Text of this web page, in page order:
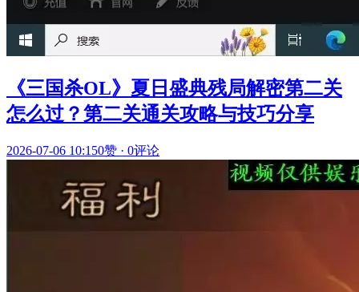
《三国杀OL》夏日盛典残局解密第二关
怎么过？第二关通关攻略与技巧分享
2026-07-06 10:150赞 · 0评论